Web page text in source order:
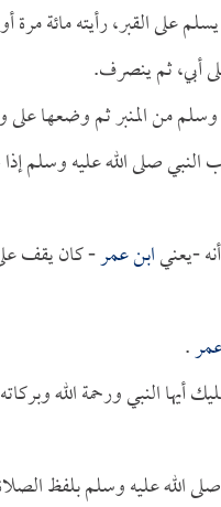
يسلم على القبر، رأيته مائة
أبي، ثم ينصرف.
من المنبر ثم وضعها
صلى الله عليه وسلم إذا
أنه -يعنيابن عمر- كان يقف
.
أيها النبي ورحمة الله
الله عليه وسلم بلفظ